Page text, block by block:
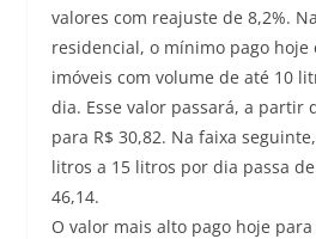
valores com reajuste de 8,2%.
residencial, o mínimo pago hoje
imóveis com volume de até 10
dia. Esse valor passará, a partir
para R$ 30,82. Na faixa
litros a 15 litros por dia passa de
46,14.
O valor mais alto pago hoje